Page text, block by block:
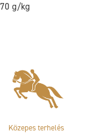
g/kg
Közepes terhelés